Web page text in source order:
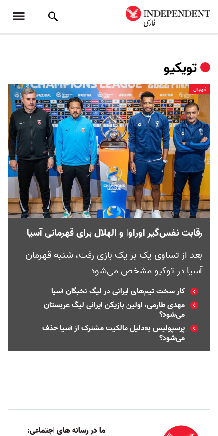
تویکیو
فوتبال
رقابت نفس‌گیر اوراوا و الهلال برای قهرمانی آسیا
بعد از تساوی یک بر یک بازی رفت، شنبه قهرمان
آسیا در توکیو مشخص می‌شود
کار سخت تیم‌های ایرانی در لیگ نخبگان آسیا
مهدی طارمی، اولین بازیکن ایرانی لیگ عربستان
می‌شود؟
پرسپولیس به‌دلیل مالکیت مشترک از آسیا حذف
می‌شود؟
ما در رسانه های اجتماعی: